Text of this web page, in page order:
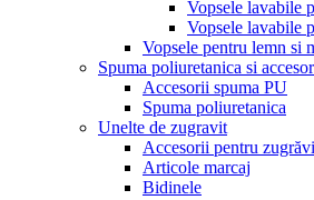
Vopsele lavabile
Vopsele lavabile
Vopsele pentru lemn si
Spuma poliuretanica si
Accesorii spuma PU
Spuma poliuretanica
Unelte de zugravit
Accesorii pentru
Articole marcaj
Bidinele